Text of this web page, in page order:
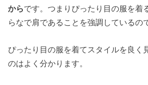
からです。つまりぴったり目の服を着
らなで肩であることを強調しているの
ぴったり目の服を着てスタイルを良く
のはよく分かります。